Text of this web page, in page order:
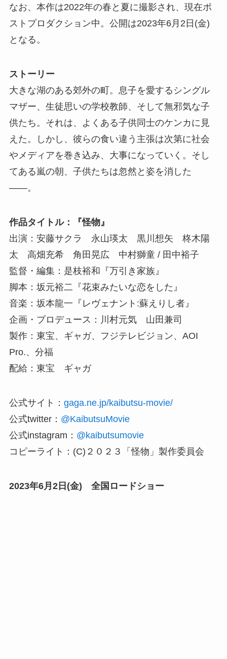
なお、本作は2022年の春と夏に撮影され、現在ポ
ストプロダクション中。公開は2023年6月2日(金)
となる。
ストーリー
大きな湖のある郊外の町。息子を愛するシングル
マザー、生徒思いの学校教師、そして無邪気な子
供たち。それは、よくある子供同士のケンカに見
えた。しかし、彼らの食い違う主張は次第に社会
やメディアを巻き込み、大事になっていく。そし
てある嵐の朝、子供たちは忽然と姿を消した
――。
作品タイトル：『怪物』
出演：安藤サクラ 永山瑛太 黒川想矢 柊木陽
太 高畑充希 角田晃広 中村獅童 / 田中裕子
監督・編集：是枝裕和『万引き家族』
脚本：坂元裕二『花束みたいな恋をした』
音楽：坂本龍一『レヴェナント:蘇えりし者』
企画・プロデュース：川村元気 山田兼司
製作：東宝、ギャガ、フジテレビジョン、AOI
Pro.、分福
配給：東宝 ギャガ
公式サイト： gaga.ne.jp/kaibutsu-movie/
公式twitter： @KaibutsuMovie
公式instagram： @kaibutsumovie
コピーライト：(C)２０２３「怪物」製作委員会
2023年6月2日(金) 全国ロードショー